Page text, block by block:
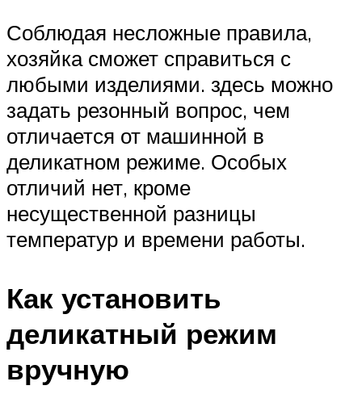
Соблюдая несложные правила,
хозяйка сможет справиться с
любыми изделиями. здесь можно
задать резонный вопрос, чем
отличается от машинной в
деликатном режиме. Особых
отличий нет, кроме
несущественной разницы
температур и времени работы.
Как установить
деликатный режим
вручную